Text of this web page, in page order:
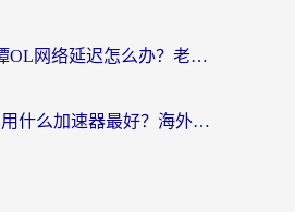
海外打古剑奇谭OL网络延迟怎么办？老玩家亲测有效的加速器选择指南
英国玩QQ飞车用什么加速器最好？海外党亲测，告别漂移卡顿的终极选择